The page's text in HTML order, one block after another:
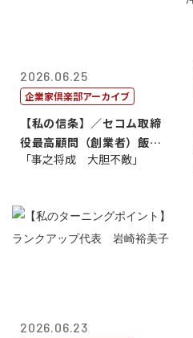
2026.06.25
企業家倶楽部アーカイブ
【私の信条】／セコム取締
役最高顧問（創業者）飯田
亮
「事之将成 大胆不敵」
2026.06.23